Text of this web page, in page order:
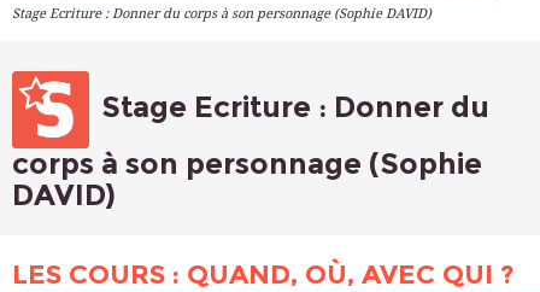
ATELIERS À L’ANNÉE
STAGES PONCTUELS
S’INSCRIRE
Stage Ecriture : Donner du corps à son personnage (Sophie DAVID)
Stage Ecriture : Donner du
corps à son personnage (Sophie
DAVID)
LES COURS : QUAND, OÙ, AVEC QUI ?